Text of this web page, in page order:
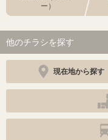
ー）
他のチラシを探す
現在地から探す